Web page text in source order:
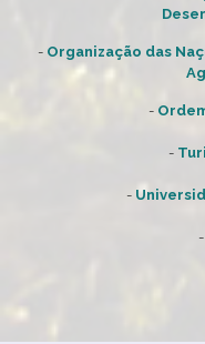
- Organização das
-
-
-
-